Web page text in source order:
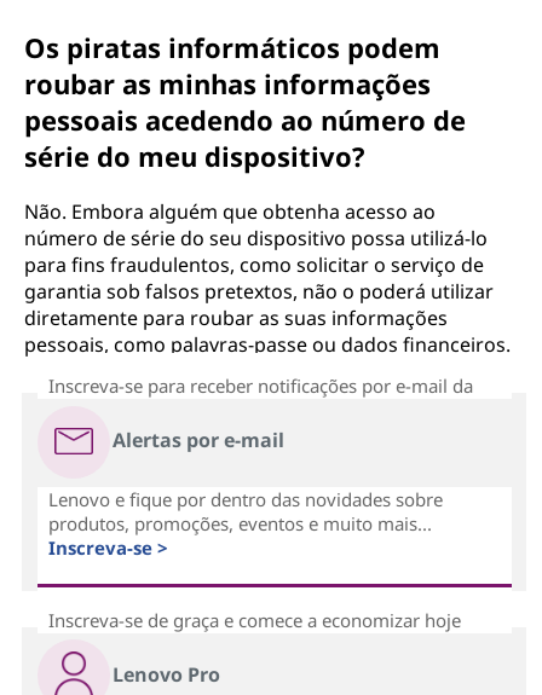
Os piratas informáticos podem
roubar as minhas informações
pessoais acedendo ao número de
série do meu dispositivo?
Não. Embora alguém que obtenha acesso ao
número de série do seu dispositivo possa utilizá-lo
para fins fraudulentos, como solicitar o serviço de
garantia sob falsos pretextos, não o poderá utilizar
diretamente para roubar as suas informações
pessoais, como palavras-passe ou dados financeiros.
Alertas por e-mail
Inscreva-se para receber notificações por e-mail da
Lenovo e fique por dentro das novidades sobre
produtos, promoções, eventos e muito mais...
Inscreva-se >
Lenovo Pro
Inscreva-se de graça e comece a economizar hoje